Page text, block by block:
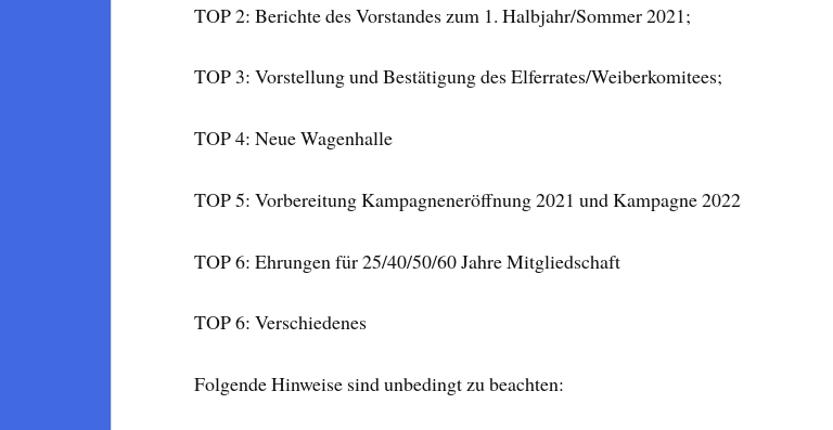
TOP 2: Berichte des Vorstandes zum 1. Halbjahr/Sommer 2021;
TOP 3: Vorstellung und Bestätigung des Elferrates/Weiberkomitees;
TOP 4: Neue Wagenhalle
TOP 5: Vorbereitung Kampagneneröffnung 2021 und Kampagne 2022
TOP 6: Ehrungen für 25/40/50/60 Jahre Mitgliedschaft
TOP 6: Verschiedenes
Folgende Hinweise sind unbedingt zu beachten: